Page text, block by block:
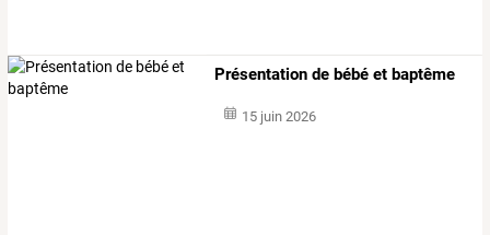
Présentation de bébé et baptême
15 juin 2026